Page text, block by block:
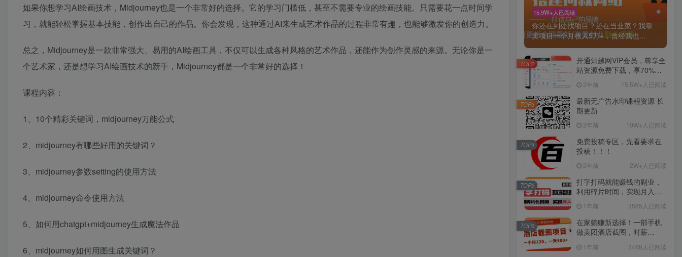
如果你想学习AI绘画技术，Midjourney也是一个非常好的选择。它的学习门槛低，甚至不需要专业的绘画技能。只需要花一点时间学
习，就能轻松掌握基本技能，创作出自己的作品。你会发现，这种通过AI来生成艺术作品的过程非常有趣，也能够激发你的创造力。
总之，Midjourney是一款非常强大、易用的AI绘画工具，不仅可以生成各种风格的艺术作品，还能作为创作灵感的来源。无论你是一
个艺术家，还是想学习AI绘画技术的新手，Midjourney都是一个非常好的选择！
课程内容：
1、10个精彩关键词，midjourney万能公式
2、midjourney有哪些好用的关键词？
3、midjourney参数setting的使用方法
4、midjourney命令使用方法
5、如何用chatgpt+midjourney生成魔法作品
6、midjourney如何用图生成关键词？
15.9W+人已阅读
你还在到处找项目？还在当韭菜？我靠
卖项目一个月收入5万+，曾经我也...
开通知越网VIP会员，尊享全
站资源免费下载，享70%的
惠】2年前 15.5W+人已阅读
TOP2
最新无广告水印课程资源 长
期更新
2年前 10W+人已阅读
TOP3
免费投稿专区，先看要求在
投稿！！！
2年前 2W+人已阅读
TOP4
打字打码就能赚钱的副业，
利用碎片时间，实现月入过
1年前 3565人已阅读
TOP5
在家躺赚新选择！一部手机
做美团酒店截图，时薪
1年前 3468人已阅读
TOP6